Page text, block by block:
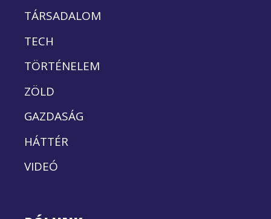
TÁRSADALOM
TECH
TÖRTÉNELEM
ZÖLD
GAZDASÁG
HÁTTÉR
VIDEÓ